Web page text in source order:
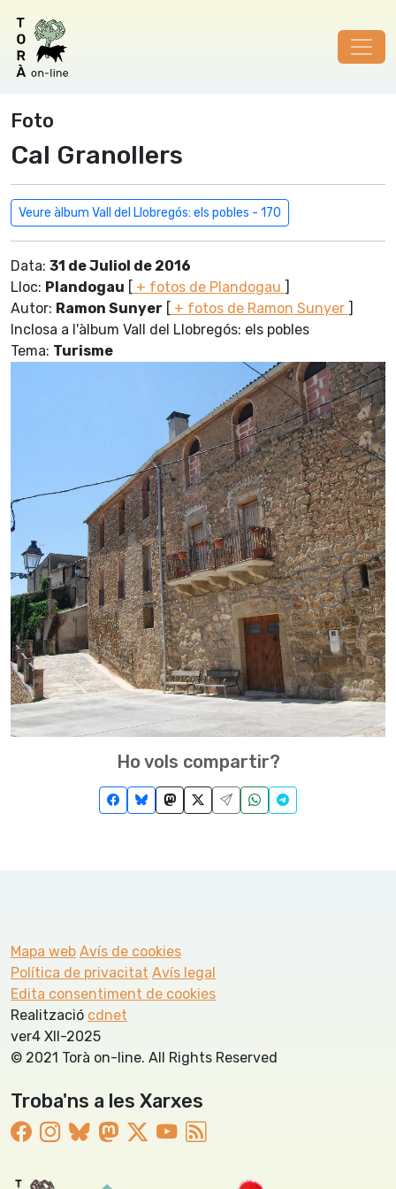
Foto
Cal Granollers
Veure àlbum Vall del Llobregós: els pobles - 170
Data: 31 de Juliol de 2016
Lloc: Plandogau [ + fotos de Plandogau ]
Autor: Ramon Sunyer [ + fotos de Ramon Sunyer ]
Inclosa a l'àlbum Vall del Llobregós: els pobles
Tema: Turisme
Ho vols compartir?
Mapa web Avís de cookies
Política de privacitat Avís legal
Edita consentiment de cookies
Realització cdnet
ver4 XII-2025
© 2021 Torà on-line. All Rights Reserved
Troba'ns a les Xarxes